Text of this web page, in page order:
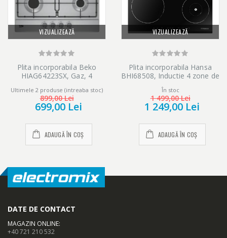
VIZUALIZEAZĂ
Plita incorporabila Beko
HIAG64223SX, Gaz, 4
Ultimele 2 produse (intreaba stoc)
899,00 Lei
699,00 Lei
ADAUGĂ ÎN COȘ
VIZUALIZEAZĂ
Plita incorporabila Hansa
BHI68508, Inductie 4 zone de
În stoc
1 499,00 Lei
1 249,00 Lei
ADAUGĂ ÎN COȘ
DATE DE CONTACT
MAGAZIN ONLINE:
+40 721 210 532